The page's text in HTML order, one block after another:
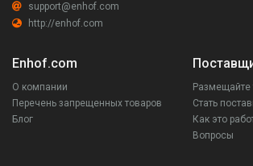
support@enhof.com
http://enhof.com
Enhof.com
О компании
Перечень запрещенных товаров
Блог
Размещайте
Стать
Как это
Вопросы